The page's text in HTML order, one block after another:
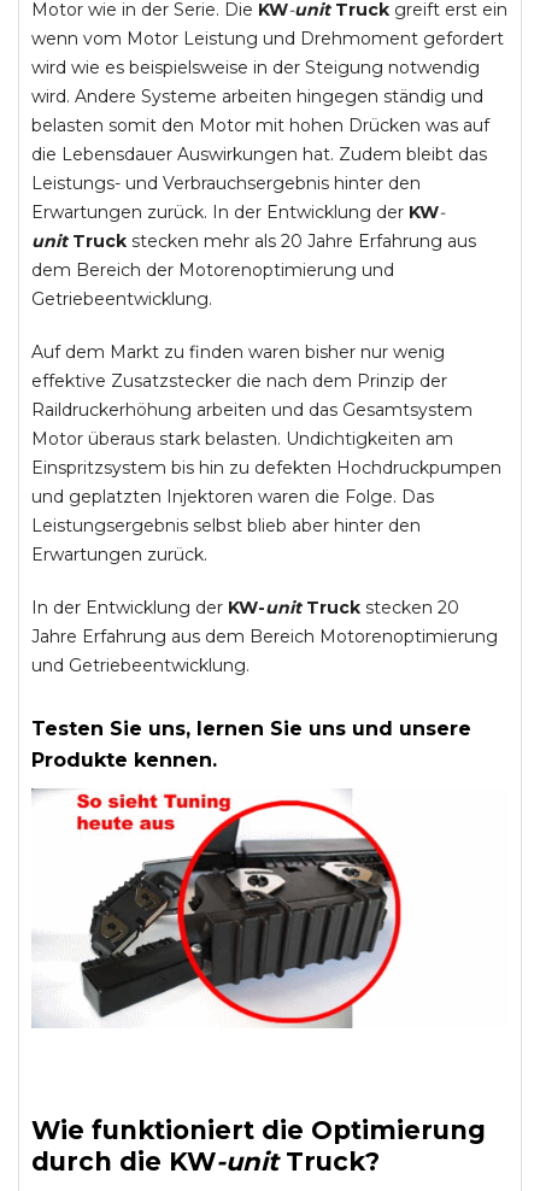
Motor wie in der Serie. Die KW-unit Truck greift erst ein
wenn vom Motor Leistung und Drehmoment gefordert
wird wie es beispielsweise in der Steigung notwendig
wird. Andere Systeme arbeiten hingegen ständig und
belasten somit den Motor mit hohen Drücken was auf
die Lebensdauer Auswirkungen hat. Zudem bleibt das
Leistungs- und Verbrauchsergebnis hinter den
Erwartungen zurück. In der Entwicklung der KW-
unit Truck stecken mehr als 20 Jahre Erfahrung aus
dem Bereich der Motorenoptimierung und
Getriebeentwicklung.
Auf dem Markt zu finden waren bisher nur wenig
effektive Zusatzstecker die nach dem Prinzip der
Raildruckerhöhung arbeiten und das Gesamtsystem
Motor überaus stark belasten. Undichtigkeiten am
Einspritzsystem bis hin zu defekten Hochdruckpumpen
und geplatzten Injektoren waren die Folge. Das
Leistungsergebnis selbst blieb aber hinter den
Erwartungen zurück.
In der Entwicklung der KW-unitTruck stecken 20
Jahre Erfahrung aus dem Bereich Motorenoptimierung
und Getriebeentwicklung.
Testen Sie uns, lernen Sie uns und unsere
Produkte kennen.
Wie funktioniert die Optimierung
durch die KW-unit Truck?